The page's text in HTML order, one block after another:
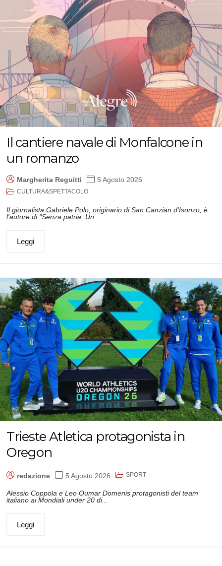
Il cantiere navale di Monfalcone in
un romanzo
Margherita Reguitti 5 Agosto 2026
CULTURA&SPETTACOLO
Il giornalista Gabriele Polo, originario di San Canzian d'Isonzo, è
l'autore di "Senza patria. Un...
Leggi
Trieste Atletica protagonista in
Oregon
redazione 5 Agosto 2026 SPORT
Alessio Coppola e Leo Oumar Domenis protagonisti del team
italiano ai Mondiali under 20 di...
Leggi